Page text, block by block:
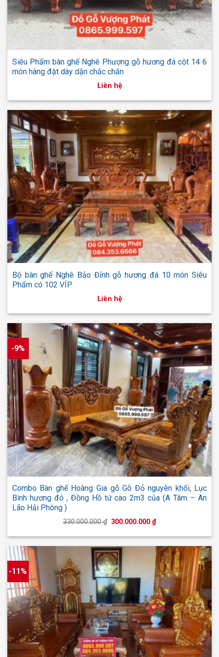
Siêu Phẩm bàn ghế Nghê Phượng gỗ hương đá cột 14 6
món hàng đặt dày dặn chắc chắn
Liên hệ
Bộ bàn ghế Nghê Bảo Đỉnh gỗ hương đá 10 món Siêu
Phẩm có 102 VÍP
Liên hệ
-9%
Combo Bàn ghế Hoàng Gia gỗ Gõ Đỏ nguyên khối, Lục
Bình hương đỏ , Đồng Hồ tứ cao 2m3 của (A Tâm – An
Lão Hải Phòng )
330.000.000₫ Giá
là:
300.000.000₫Giá
hiện
tại
300.000.000 ₫.
-11%